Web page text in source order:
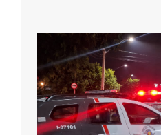
pública não é apenas
decidir melhor onde investir
maior benefício possível à
reflexão encontra respaldo
da admini...
ocorrência, a vítima recebeu
WhatsApp de um homem
o novo gerente da conta
empresa. O suspeito alegou
necessário atualizar o
passou a orientar a vítima